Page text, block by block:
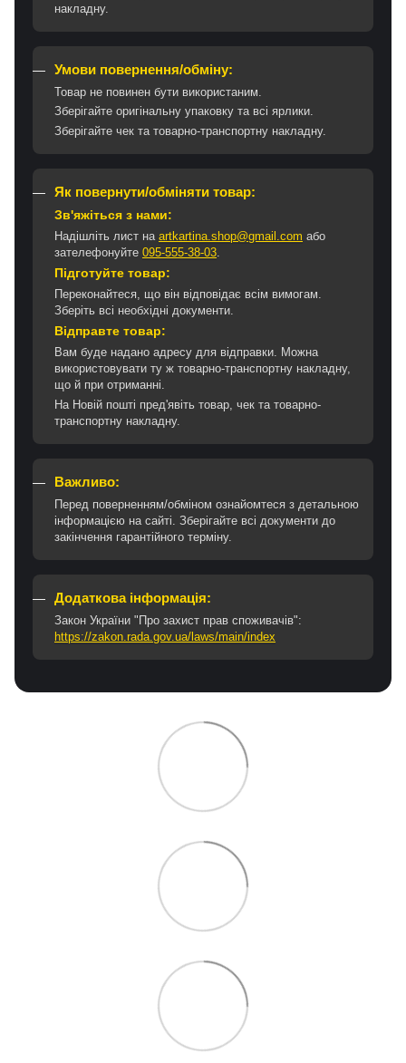
накладну.
Умови повернення/обміну:
Товар не повинен бути використаним.
Зберігайте оригінальну упаковку та всі ярлики.
Зберігайте чек та товарно-транспортну накладну.
Як повернути/обміняти товар:
Зв'яжіться з нами:
Надішліть лист на artkartina.shop@gmail.com або
зателефонуйте 095-555-38-03.
Підготуйте товар:
Переконайтеся, що він відповідає всім вимогам.
Зберіть всі необхідні документи.
Відправте товар:
Вам буде надано адресу для відправки. Можна
використовувати ту ж товарно-транспортну накладну,
що й при отриманні.
На Новій пошті пред'явіть товар, чек та товарно-
транспортну накладну.
Важливо:
Перед поверненням/обміном ознайомтеся з детальною
інформацією на сайті. Зберігайте всі документи до
закінчення гарантійного терміну.
Додаткова інформація:
Закон України "Про захист прав споживачів":
https://zakon.rada.gov.ua/laws/main/index